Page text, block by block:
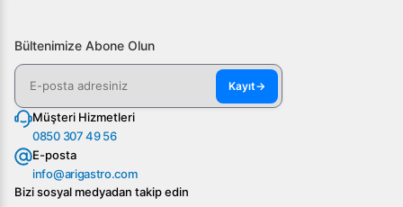
Bültenimize Abone Olun
Kayıt→
Müşteri Hizmetleri
0850 307 49 56
E-posta
info@arigastro.com
Bizi sosyal medyadan takip edin